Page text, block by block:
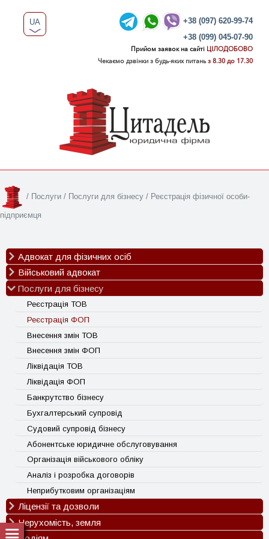
UA
+38 (097) 620-99-74
+38 (099) 045-07-90
Прийом заявок на сайті ЦІЛОДОБОВО
Чекаємо дзвінки з будь-яких питань з 8.30 до 17.30
/ Послуги / Послуги для бізнесу / Реєстрація фізичної особи-
підприємця
Адвокат для фізичних осіб
Сімейні спори
Спадкові спори
Трудові спори
ДТП
Адвокат по 130 статті
Кримінальний адвокат
Нерухомість та земельні спори
Спори з банками та держорганами
Банкрутство фізичних осіб
Військовий адвокат
Оскарження ВЛК
Відстрочка від мобілізації
Виплати за поранення
Виплати сім’ям загиблих (15 млн)
Визнання безвісти зниклим / загиблим
СЗЧ
Оскарження штрафів ТЦК
Встановлення факту проживання однією сім’єю
Встановлення факту смерті на окупованій території
Перерахунок пенсії військовим
Послуги для бізнесу
Реєстрація ТОВ
Реєстрація ФОП
Внесення змін ТОВ
Внесення змін ФОП
Ліквідація ТОВ
Ліквідація ФОП
Банкрутство бізнесу
Бухгалтерський супровід
Судовий супровід бізнесу
Абонентське юридичне обслуговування
Організація військового обліку
Аналіз і розробка договорів
Неприбутковим організаціям
Ліцензії та дозволи
Ліцензія на пальне
Нерухомість, земля